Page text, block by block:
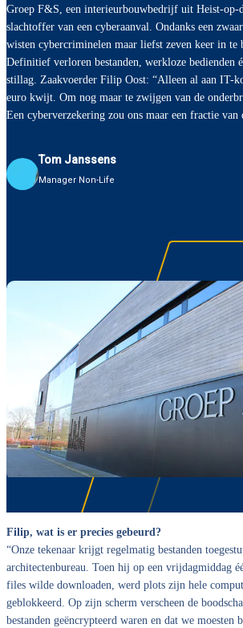
Groep F&S, een interieurbouwbedrijf uit Heist-op-
slachtoffer van een cyberaanval. Ondanks een
wisten cybercriminelen maar liefst zeven keer in te
Definitief verloren bestanden, werkloze bedienden
stillag. Zaakvoerder Filip Oost: “Alleen al aan IT-
euro kwijt. Om nog maar te zwijgen van de
Een cyberverzekering zou ons maar een fractie van
Tom Janssens
Manager Non-Life
Filip, wat is er precies gebeurd?
“Onze tekenaar krijgt regelmatig bestanden
architectenbureau. Toen hij op een vrijdagmiddag
files wilde downloaden, werd plots zijn hele
geblokkeerd. Op zijn scherm verscheen de
bestanden geëncrypteerd waren en dat we moesten